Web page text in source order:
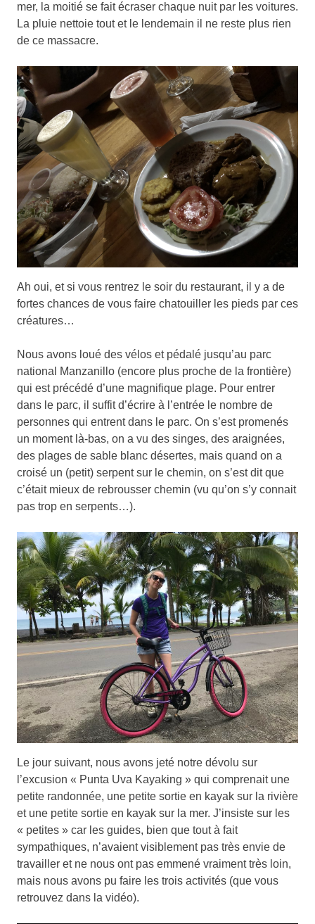
mer, la moitié se fait écraser chaque nuit par les voitures.
La pluie nettoie tout et le lendemain il ne reste plus rien
de ce massacre.
Ah oui, et si vous rentrez le soir du restaurant, il y a de
fortes chances de vous faire chatouiller les pieds par ces
créatures…
Nous avons loué des vélos et pédalé jusqu’au parc
national Manzanillo (encore plus proche de la frontière)
qui est précédé d’une magnifique plage. Pour entrer
dans le parc, il suffit d’écrire à l’entrée le nombre de
personnes qui entrent dans le parc. On s’est promenés
un moment là-bas, on a vu des singes, des araignées,
des plages de sable blanc désertes, mais quand on a
croisé un (petit) serpent sur le chemin, on s’est dit que
c’était mieux de rebrousser chemin (vu qu’on s’y connait
pas trop en serpents…).
Le jour suivant, nous avons jeté notre dévolu sur
l’excusion « Punta Uva Kayaking » qui comprenait une
petite randonnée, une petite sortie en kayak sur la rivière
et une petite sortie en kayak sur la mer. J’insiste sur les
« petites » car les guides, bien que tout à fait
sympathiques, n’avaient visiblement pas très envie de
travailler et ne nous ont pas emmené vraiment très loin,
mais nous avons pu faire les trois activités (que vous
retrouvez dans la vidéo).